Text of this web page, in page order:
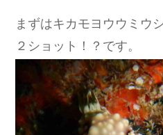
まずはキカモヨウウミウ
２ショット！？です。